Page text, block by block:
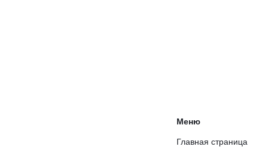
Меню
Главная страница